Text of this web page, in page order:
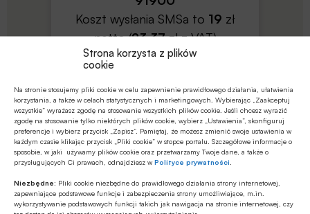
Strona korzysta z plików
cookie
Na stronie stosujemy pliki cookie w celu zapewnienie prawidłowego działania, ułatwienia
korzystania, a także w celach statystycznych i marketingowych. Wybierając „Zaakceptuj
wszystkie” wyrażasz zgodę na stosowanie wszystkich plików cookie. Jeśli chcesz wyrazić
zgodę na stosowanie tylko niektórych plików cookie, wybierz „Ustawienia”, skonfiguruj
preferencje i wybierz przycisk „Zapisz”. Pamiętaj, że możesz zmienić swoje ustawienia w
każdym czasie klikając przycisk „Pliki cookie” w stopce portalu. Szczegółowe informacje o
sposobie, w jaki używamy plików cookie oraz przetwarzamy Twoje dane, a także o
przysługujących Ci prawach, odnajdziesz wPolityce prywatności
Niezbędne: Pliki cookie niezbędne do prawidłowego działania strony internetowej,
zapewniające podstawowe funkcje i zabezpieczenia strony umożliwiające, m.in.
wykorzystywanie podstawowych funkcji takich jak nawigacja na stronie internetowej, czy
regulamin
Koszt wysłania SMSa to 19 zł
netto (23.37zł z VAT)
Źródło:Miesięcznik Finansowy BANK